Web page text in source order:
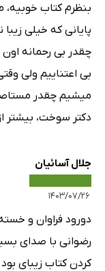
بنظرم کتاب
پایانی که خیلی
چقدر بی رحمانه
بی اعتناییم ولی
میشیم چقدر
دکتر سوخت، بیشتر
جلال آسائیان
۱۴۰۳/۰۷/۲۶
دورود فراوان و
رضوانی با صدای
کردن کتاب زیبای